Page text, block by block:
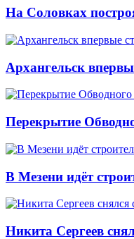
На Соловках
Архангельск
Перекрытие
В Мезени идёт
Никита Сергеев